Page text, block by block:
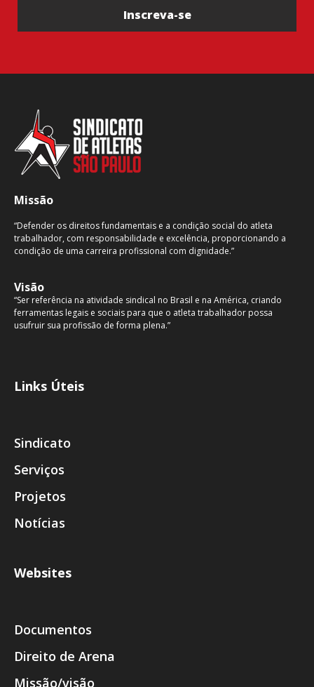
Inscreva-se
Missão
“Defender os direitos fundamentais e a condição social do atleta
trabalhador, com responsabilidade e excelência, proporcionando a
condição de uma carreira profissional com dignidade.”
Visão
“Ser referência na atividade sindical no Brasil e na América, criando
ferramentas legais e sociais para que o atleta trabalhador possa
usufruir sua profissão de forma plena.”
Links Úteis
Sindicato
Serviços
Projetos
Notícias
Websites
Documentos
Direito de Arena
Missão/visão